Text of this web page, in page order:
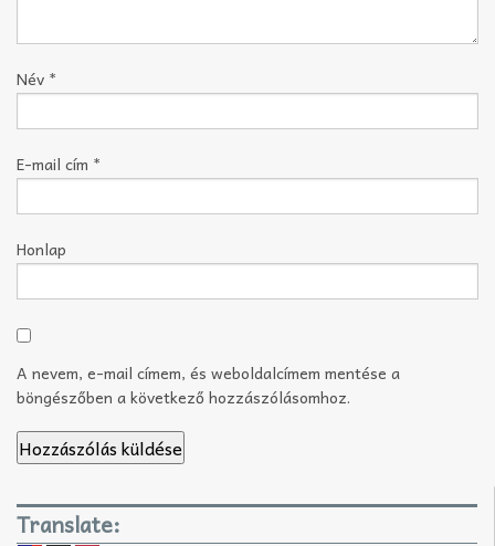
Név *
E-mail cím *
Honlap
A nevem, e-mail címem, és weboldalcímem mentése a
böngészőben a következő hozzászólásomhoz.
Translate: